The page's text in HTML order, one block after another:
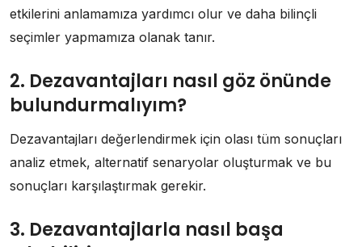
etkilerini anlamamıza yardımcı olur ve daha bilinçli
seçimler yapmamıza olanak tanır.
2. Dezavantajları nasıl göz önünde
bulundurmalıyım?
Dezavantajları değerlendirmek için olası tüm sonuçları
analiz etmek, alternatif senaryolar oluşturmak ve bu
sonuçları karşılaştırmak gerekir.
3. Dezavantajlarla nasıl başa